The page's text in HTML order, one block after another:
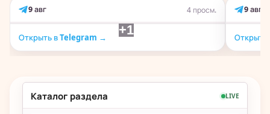
9 авг 4 просм.
+1
Открыть в Telegram →
9 авг
Каталог раздела LIVE